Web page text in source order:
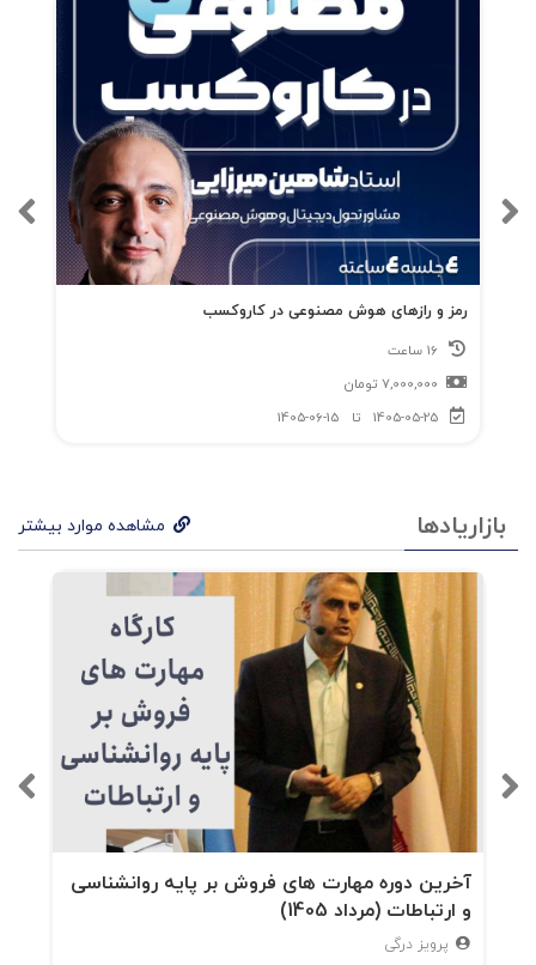
رمز و رازهای هوش مصنوعی در کاروکسب
7,000,000 تومان
1405-05-25
تا 1405-06-15
بازاریادها مشاهده موارد بیشتر
آخرین دوره مهارت های فروش بر پایه روانشناسی
و ارتباطات (مرداد 1405)
پرویز درگی